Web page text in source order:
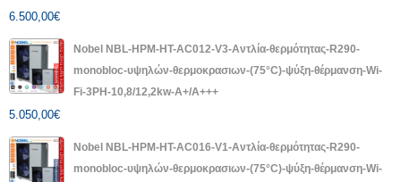
6.500,00€
Nobel NBL-HPM-HT-AC012-V3-Αντλία-θερμότητας-R290-
monobloc-υψηλών-θερμοκρασιων-(75°C)-ψύξη-θέρμανση-Wi-
Fi-3PH-10,8/12,2kw-A+/A+++
5.050,00€
Nobel NBL-HPM-HT-AC016-V1-Αντλία-θερμότητας-R290-
monobloc-υψηλών-θερμοκρασιων-(75°C)-ψύξη-θέρμανση-Wi-